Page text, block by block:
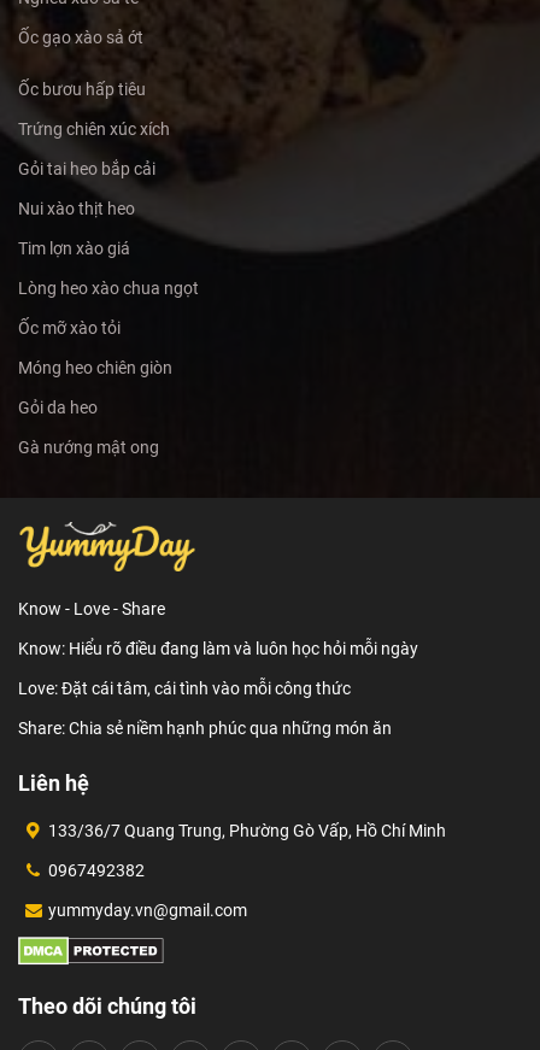
Ốc gạo xào sả ớt
Ốc bươu hấp tiêu
Trứng chiên xúc xích
Gỏi tai heo bắp cải
Nui xào thịt heo
Tim lợn xào giá
Lòng heo xào chua ngọt
Ốc mỡ xào tỏi
Móng heo chiên giòn
Gỏi da heo
Gà nướng mật ong
Know - Love - Share
Know: Hiểu rõ điều đang làm và luôn học hỏi mỗi ngày
Love: Đặt cái tâm, cái tình vào mỗi công thức
Share: Chia sẻ niềm hạnh phúc qua những món ăn
Liên hệ
133/36/7 Quang Trung, Phường Gò Vấp, Hồ Chí Minh
0967492382
yummyday.vn@gmail.com
Theo dõi chúng tôi